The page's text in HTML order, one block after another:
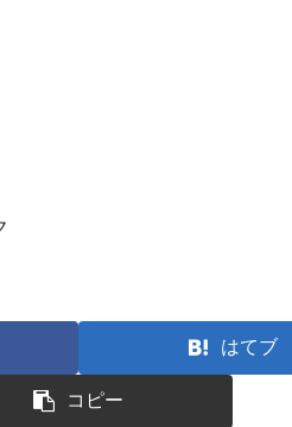
はてブ
コピー